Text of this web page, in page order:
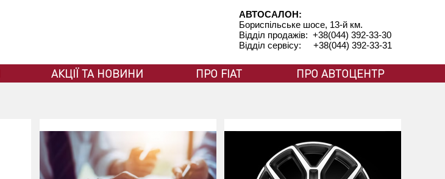
АВТОСАЛОН:
Бориспільське шосе, 13-й км.
Відділ продажів: +38(044) 392-33-30
Відділ сервісу: +38(044) 392-33-31
АКЦІЇ ТА НОВИНИ ПРО FIAT ПРО АВТОЦЕНТР